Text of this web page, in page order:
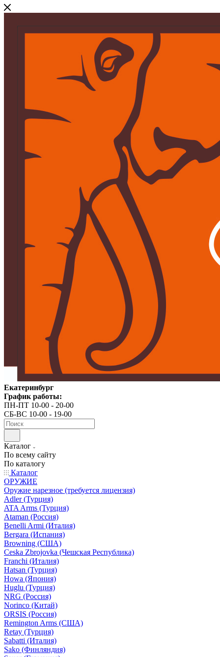
Екатеринбург
График работы:
ПН-ПТ 10-00 - 20-00
СБ-ВС 10-00 - 19-00
Каталог
По всему сайту
По каталогу
Каталог
ОРУЖИЕ
Оружие нарезное (требуется лицензия)
Adler (Турция)
ATA Arms (Турция)
Ataman (Россия)
Benelli Armi (Италия)
Bergara (Испания)
Browning (США)
Ceska Zbrojovka (Чешская Республика)
Franchi (Италия)
Hatsan (Турция)
Howa (Япония)
Huglu (Турция)
NRG (Россия)
Norinco (Китай)
ORSIS (Россия)
Remington Arms (США)
Retay (Турция)
Sabatti (Италия)
Sako (Финляндия)